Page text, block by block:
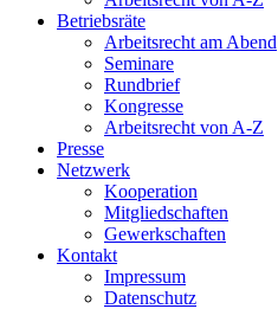
Betriebsräte
Arbeitsrecht am Abend
Seminare
Rundbrief
Kongresse
Arbeitsrecht von A-Z
Presse
Netzwerk
Kooperation
Mitgliedschaften
Gewerkschaften
Kontakt
Impressum
Datenschutz